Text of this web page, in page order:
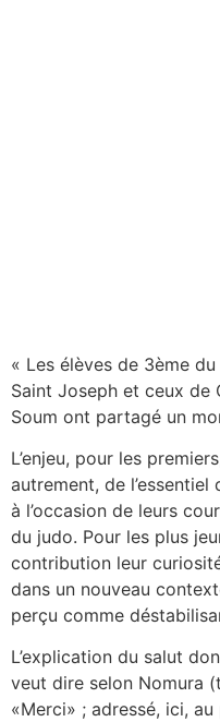
« Les élèves de 3ème
Saint Joseph et ceux de
Soum ont partagé un
L’enjeu, pour les
autrement, de l’essentiel
à l’occasion de leurs
du judo. Pour les plus
contribution leur
dans un nouveau
perçu comme
L’explication du salut
veut dire selon Nomura
«Merci» ; adressé, ici,